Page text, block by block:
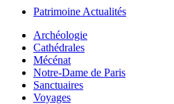
Patrimoine Actualités
Archéologie
Cathédrales
Mécénat
Notre-Dame de Paris
Sanctuaires
Voyages